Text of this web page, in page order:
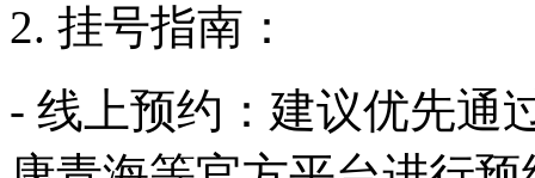
2. 挂号指南：
- 线上预约：建议优先通